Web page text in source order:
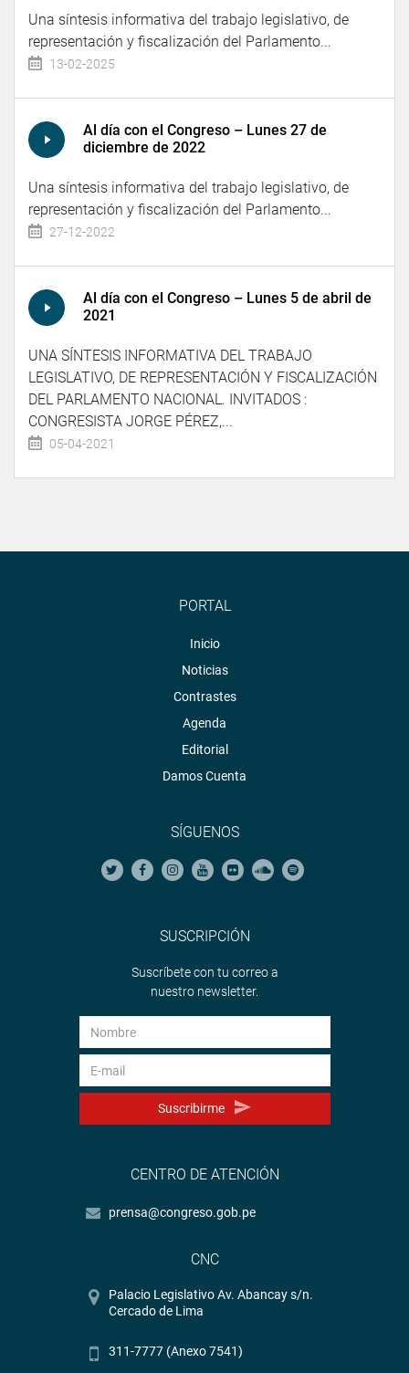
Una síntesis informativa del trabajo legislativo, de
representación y fiscalización del Parlamento...
13-02-2025
Al día con el Congreso – Lunes 27 de
diciembre de 2022
Una síntesis informativa del trabajo legislativo, de
representación y fiscalización del Parlamento...
27-12-2022
Al día con el Congreso – Lunes 5 de abril de
2021
UNA SÍNTESIS INFORMATIVA DEL TRABAJO
LEGISLATIVO, DE REPRESENTACIÓN Y FISCALIZACIÓN
DEL PARLAMENTO NACIONAL. INVITADOS :
CONGRESISTA JORGE PÉREZ,...
05-04-2021
PORTAL
Inicio
Noticias
Contrastes
Agenda
Editorial
Damos Cuenta
SÍGUENOS
SUSCRIPCIÓN
Suscríbete con tu correo a
nuestro newsletter.
Suscribirme
CENTRO DE ATENCIÓN
prensa@congreso.gob.pe
CNC
Palacio Legislativo Av. Abancay s/n.
Cercado de Lima
311-7777 (Anexo 7541)